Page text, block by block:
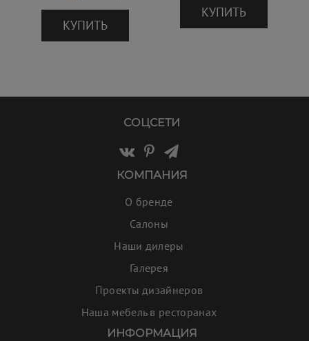
КУПИТЬ
КУПИТЬ
СОЦСЕТИ
КОМПАНИЯ
О бренде
Салоны
Наши дилеры
Галерея
Проекты дизайнеров
Наша мебель в ресторанах
ИНФОРМАЦИЯ